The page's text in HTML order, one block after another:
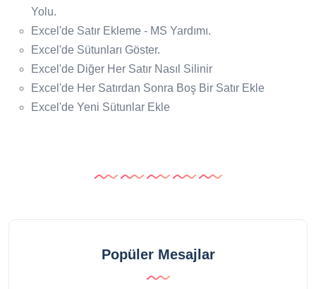
Yolu.
Excel'de Satır Ekleme - MS Yardımı.
Excel'de Sütunları Göster.
Excel'de Diğer Her Satır Nasıl Silinir
Excel'de Her Satırdan Sonra Boş Bir Satır Ekle
Excel'de Yeni Sütunlar Ekle
Popüler Mesajlar